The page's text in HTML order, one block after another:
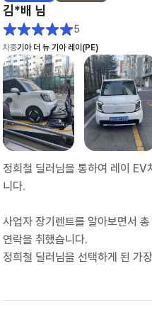
김*배 님
5
차종기아 더 뉴 기아 레이(PE)
정희철 딜러님을 통하여 레이 EV
니다.
사업자 장기렌트를 알아보면서
연락을 취했습니다.
정희철 딜러님을 선택하게 된 가